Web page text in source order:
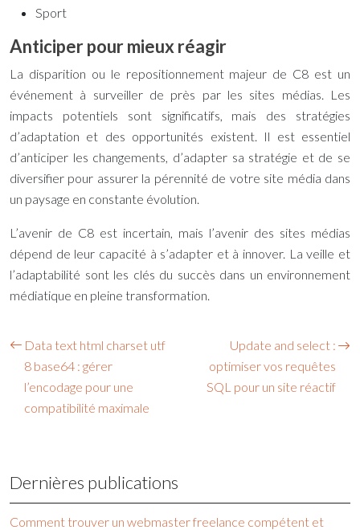
Sport
Anticiper pour mieux réagir
La disparition ou le repositionnement majeur de C8 est un
événement à surveiller de près par les sites médias. Les
impacts potentiels sont significatifs, mais des stratégies
d’adaptation et des opportunités existent. Il est essentiel
d’anticiper les changements, d’adapter sa stratégie et de se
diversifier pour assurer la pérennité de votre site média dans
un paysage en constante évolution.
L’avenir de C8 est incertain, mais l’avenir des sites médias
dépend de leur capacité à s’adapter et à innover. La veille et
l’adaptabilité sont les clés du succès dans un environnement
médiatique en pleine transformation.
Data text html charset utf
8 base64 : gérer
l’encodage pour une
compatibilité maximale
Update and select :
optimiser vos requêtes
SQL pour un site réactif
Dernières publications
Comment trouver un webmaster freelance compétent et